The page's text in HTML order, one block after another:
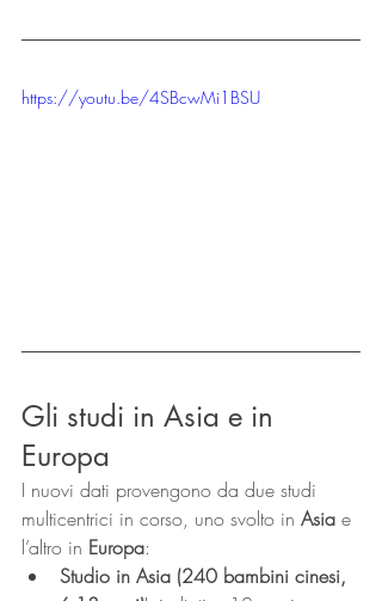
https://youtu.be/4SBcwMi1BSU
Gli studi in Asia e in
Europa
I nuovi dati provengono da due studi
multicentrici in corso, uno svolto in Asia e
l’altro in Europa:
Studio in Asia (240 bambini cinesi,